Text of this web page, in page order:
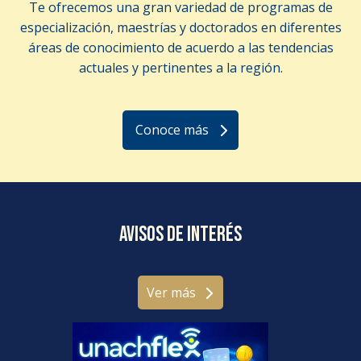
Te ofrecemos una gran variedad de programas de
especialización, maestrías y doctorados en diferentes
áreas de conocimiento de acuerdo a las tendencias
actuales y pertinentes a la región.
Conoce más
Avisos de interés
Ver más